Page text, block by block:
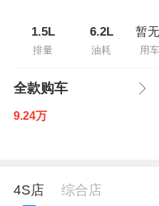
1.5L
排量
6.2L
油耗
暂
用
全款购车
9.24万
4S店 综合店